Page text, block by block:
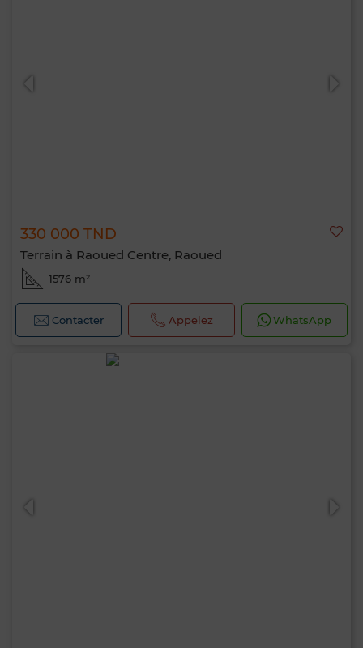
330 000 TND
Terrain à Raoued Centre, Raoued
1576 m²
Contacter Appelez WhatsApp